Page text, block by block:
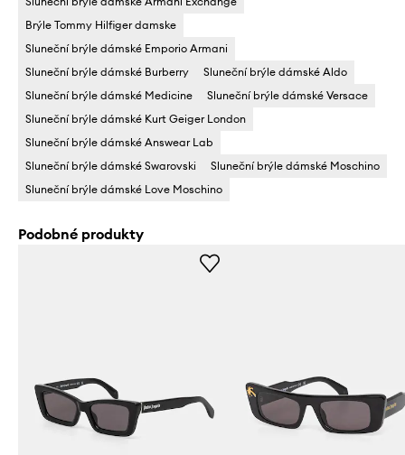
Brýle Tommy Hilfiger damske
Sluneční brýle dámské Emporio Armani
Sluneční brýle dámské Burberry
Sluneční brýle dámské Aldo
Sluneční brýle dámské Medicine
Sluneční brýle dámské Versace
Sluneční brýle dámské Kurt Geiger London
Sluneční brýle dámské Answear Lab
Sluneční brýle dámské Swarovski
Sluneční brýle dámské Moschino
Sluneční brýle dámské Love Moschino
Podobné produkty